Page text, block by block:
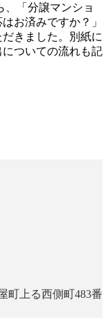
、「分譲マンショ
お済みですか？」
きました。別紙に
ついての流れも記
町上る西側町483番